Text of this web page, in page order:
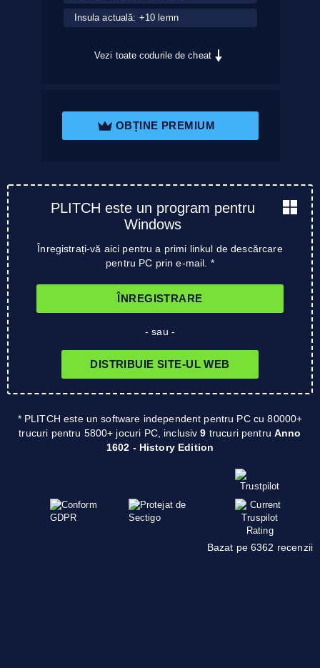
Insula actuală: +10 lemn
Vezi toate codurile de cheat
OBȚINE PREMIUM
PLITCH este un program pentru
Windows
Înregistrați-vă aici pentru a primi linkul de descărcare
pentru PC prin e-mail. *
ÎNREGISTRARE
- sau -
DISTRIBUIE SITE-UL WEB
* PLITCH este un software independent pentru PC cu 80000+
trucuri pentru 5800+ jocuri PC, inclusiv9 trucuri pentruAnno
1602 - History Edition
Bazat pe 6362 recenzii